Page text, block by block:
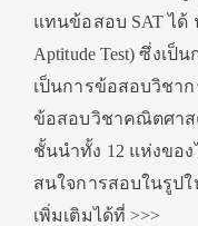
แทนข้อสอบ SAT ได้
Aptitude Test) ซึ่งเ
เป็นการข้อสอบวิชา
ข้อสอบวิชาคณิตศาส
ชั้นนำทั้ง 12 แห่งขอ
สนใจการสอบในรูป
เพิ่มเติมได้ที่ >>>